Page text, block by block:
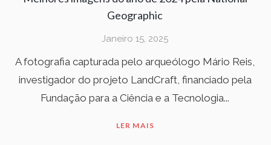
Geographic
Janeiro 15, 2025
A fotografia capturada pelo arqueólogo Mário Reis,
investigador do projeto LandCraft, financiado pela
Fundação para a Ciência e a Tecnologia...
LER MAIS